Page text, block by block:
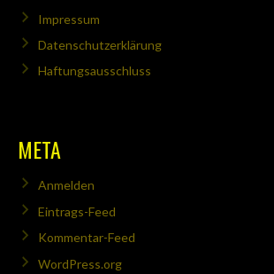
Impressum
Datenschutzerklärung
Haftungsausschluss
META
Anmelden
Eintrags-Feed
Kommentar-Feed
WordPress.org